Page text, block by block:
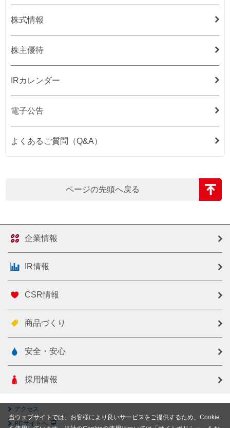
当ウェブサイトでは、お客様により良いサービスをご提供するため、Cookie
株式情報
株主優待
IRカレンダー
電子公告
よくあるご質問（Q&A）
ページの先頭へ戻る
企業情報
IR情報
CSR情報
商品づくり
安全・安心
採用情報
アクセス
PCサイトへ